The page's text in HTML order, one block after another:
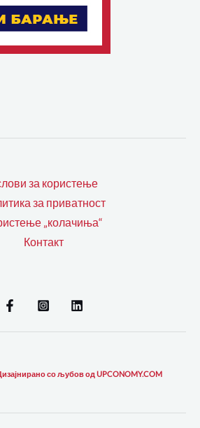
за користење
за приватност
„колачиња“
Контакт
со љубов од UPCONOMY.COM